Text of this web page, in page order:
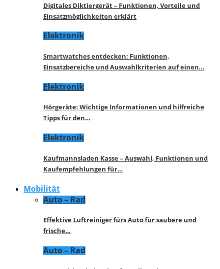
Digitales Diktiergerät – Funktionen, Vorteile und
Einsatzmöglichkeiten erklärt
Elektronik
Smartwatches entdecken: Funktionen,
Einsatzbereiche und Auswahlkriterien auf einen…
Elektronik
Hörgeräte: Wichtige Informationen und hilfreiche
Tipps für den…
Elektronik
Kaufmannsladen Kasse – Auswahl, Funktionen und
Kaufempfehlungen für…
Mobilität
Auto – Rad
Effektive Luftreiniger fürs Auto für saubere und
frische…
Auto – Rad